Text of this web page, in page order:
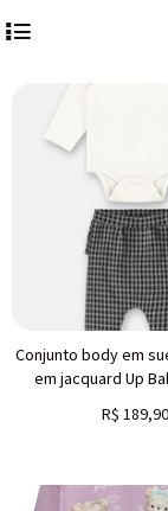
4
Conjunto body em
em jacquard Up
R$ 189,90